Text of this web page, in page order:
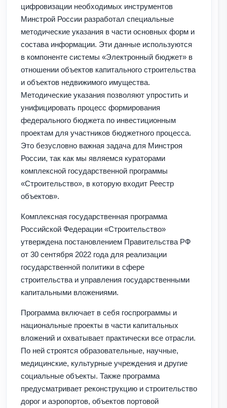
цифровизации необходимых инструментов
Минстрой России разработал специальные
методические указания в части основных форм и
состава информации. Эти данные используются
в компоненте системы «Электронный бюджет» в
отношении объектов капитального строительства
и объектов недвижимого имущества.
Методические указания позволяют упростить и
унифицировать процесс формирования
федерального бюджета по инвестиционным
проектам для участников бюджетного процесса.
Это безусловно важная задача для Минстроя
России, так как мы являемся кураторами
комплексной государственной программы
«Строительство», в которую входит Реестр
объектов».
Комплексная государственная программа
Российской Федерации «Строительство»
утверждена постановлением Правительства РФ
от 30 сентября 2022 года для реализации
государственной политики в сфере
строительства и управления государственными
капитальными вложениями.
Программа включает в себя госпрограммы и
национальные проекты в части капитальных
вложений и охватывает практически все отрасли.
По ней строятся образовательные, научные,
медицинские, культурные учреждения и другие
социальные объекты. Также программа
предусматривает реконструкцию и строительство
дорог и аэропортов, объектов портовой